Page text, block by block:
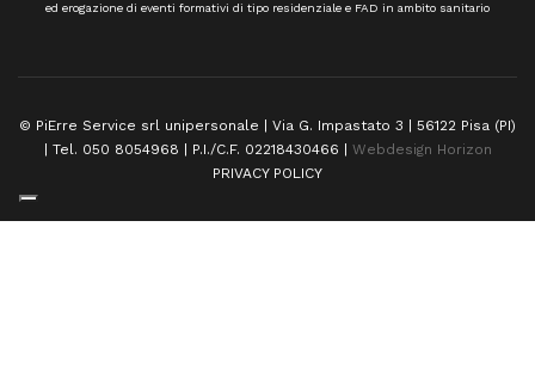
ed erogazione di eventi formativi di tipo residenziale e FAD in ambito sanitario
© PiErre Service srl unipersonale | Via G. Impastato 3 | 56122 Pisa (PI)
| Tel. 050 8054968 | P.I./C.F. 02218430466 | Webdesign Horizon
PRIVACY POLICY